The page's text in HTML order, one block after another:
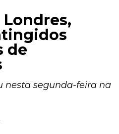
Londres,
de
nesta segunda-feira na